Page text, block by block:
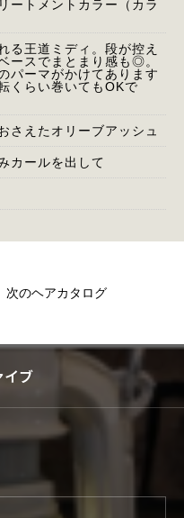
ートメントカラー（カラ
る王道ミディ。段が控え
ースでまとまり感も◎。
パーマがかけてあります
くらい巻いてもOKで
さえたオリーブアッシュ
カールを出して
次のヘアカタログ
イブ